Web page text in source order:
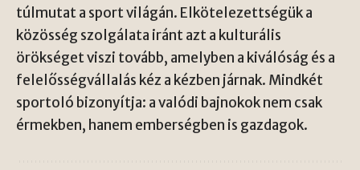
túlmutat a sport világán. Elkötelezettségük a
közösség szolgálata iránt azt a kulturális
örökséget viszi tovább, amelyben a kiválóság és a
felelősségvállalás kéz a kézben járnak. Mindkét
sportoló bizonyítja: a valódi bajnokok nem csak
érmekben, hanem emberségben is gazdagok.